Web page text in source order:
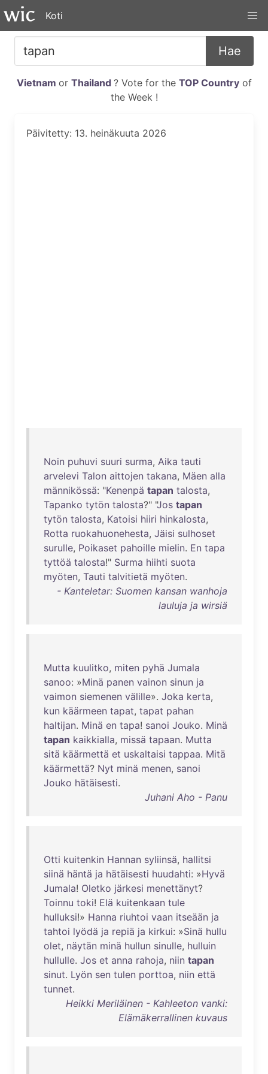
Koti
Hae
Vietnam or Thailand ? Vote for the TOP Countryof
the Week !
Päivitetty: 13. heinäkuuta 2026
Noin puhuvi suuri surma, Aika tauti
arvelevi Talon aittojen takana, Mäen alla
männikössä: "Kenenpä tapan talosta,
Tapanko tytön talosta?" "Jos tapan
tytön talosta, Katoisi hiiri hinkalosta,
Rotta ruokahuonehesta, Jäisi sulhoset
surulle, Poikaset pahoille mielin. En tapa
tyttöä talosta!" Surma hiihti suota
myöten, Tauti talvitietä myöten.
- Kanteletar: Suomen kansan wanhoja
lauluja ja wirsiä
Mutta kuulitko, miten pyhä Jumala
sanoo: »Minä panen vainon sinun ja
vaimon siemenen välille». Joka kerta,
kun käärmeen tapat, tapat pahan
haltijan. Minä en tapa! sanoi Jouko. Minä
tapan kaikkialla, missä tapaan. Mutta
sitä käärmettä et uskaltaisi tappaa. Mitä
käärmettä? Nyt minä menen, sanoi
Jouko hätäisesti.
Juhani Aho - Panu
Otti kuitenkin Hannan syliinsä, hallitsi
siinä häntä ja hätäisesti huudahti: »Hyvä
Jumala! Oletko järkesi menettänyt?
Toinnu toki! Elä kuitenkaan tule
hulluksi!» Hanna riuhtoi vaan itseään ja
tahtoi lyödä ja repiä ja kirkui: »Sinä hullu
olet, näytän minä hullun sinulle, hulluin
hullulle. Jos et anna rahoja, niin tapan
sinut. Lyön sen tulen porttoa, niin että
tunnet.
Heikki Meriläinen - Kahleeton vanki:
Elämäkerrallinen kuvaus